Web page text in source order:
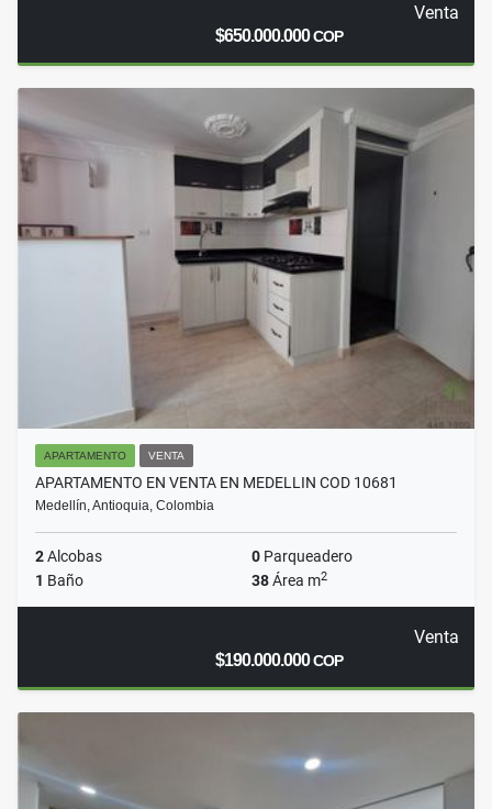
Venta
$650.000.000COP
APARTAMENTO VENTA
APARTAMENTO EN VENTA EN MEDELLIN COD 10681
Medellín, Antioquia, Colombia
2Alcobas 0 Parqueadero
1 Baño 38Área m2
Venta
$190.000.000COP